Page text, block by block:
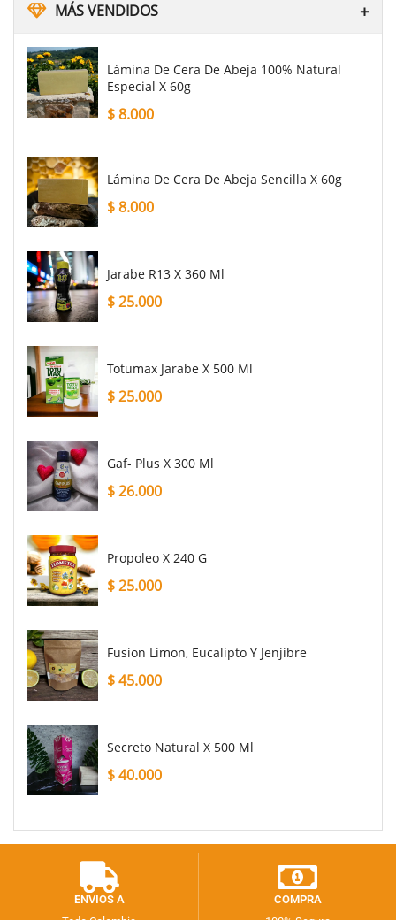
MÁS VENDIDOS
Lámina De Cera De Abeja 100% Natural
Especial X 60g
$8.000
Lámina De Cera De Abeja Sencilla X 60g
$8.000
Jarabe R13 X 360 Ml
$25.000
Totumax Jarabe X 500 Ml
$25.000
Gaf- Plus X 300 Ml
$26.000
Propoleo X 240 G
$25.000
Fusion Limon, Eucalipto Y Jenjibre
$45.000
Secreto Natural X 500 Ml
$40.000
ENVIOS A
COMPRA